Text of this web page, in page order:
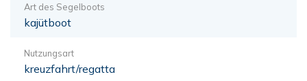
Art des Segelboots
kajütboot
Nutzungsart
kreuzfahrt/regatta